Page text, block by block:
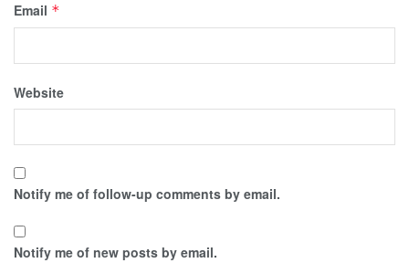
Email *
Website
Notify me of follow-up comments by email.
Notify me of new posts by email.